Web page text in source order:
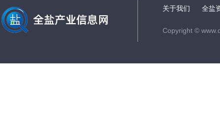
关于我们 全盐
Copyright ©